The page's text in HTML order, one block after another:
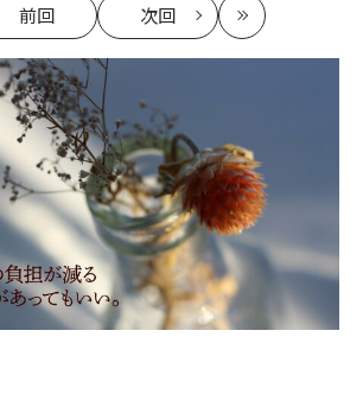
前回
記
事
へ
次回
記
最
新